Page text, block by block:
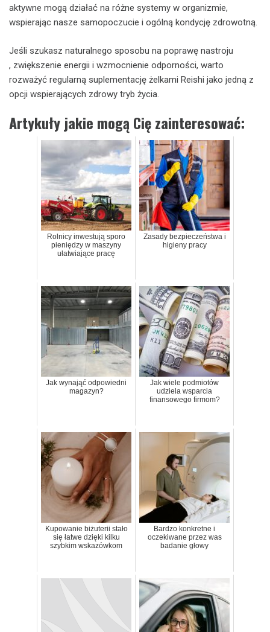
aktywne mogą działać na różne systemy w organizmie,
wspierając nasze samopoczucie i ogólną kondycję zdrowotną.
Jeśli szukasz naturalnego sposobu na poprawę nastroju
, zwiększenie energii i wzmocnienie odporności, warto
rozważyć regularną suplementację żelkami Reishi jako jedną z
opcji wspierających zdrowy tryb życia.
Artykuły jakie mogą Cię zainteresować:
Rolnicy inwestują sporo
pieniędzy w maszyny
ułatwiające pracę
Zasady bezpieczeństwa i
higieny pracy
Jak wynająć odpowiedni
magazyn?
Jak wiele podmiotów
udziela wsparcia
finansowego firmom?
Kupowanie biżuterii stało
się łatwe dzięki kilku
szybkim wskazówkom
Bardzo konkretne i
oczekiwane przez was
badanie głowy